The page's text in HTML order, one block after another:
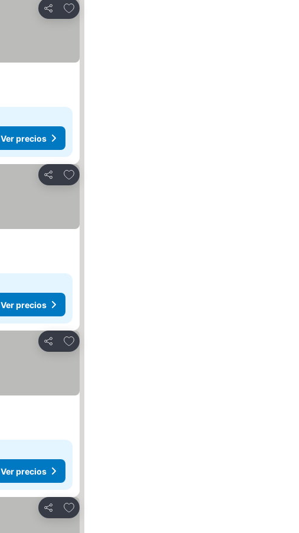
Compartir
Agregar a favoritos
Ver precios
Compartir
Agregar a favoritos
Ver precios
Compartir
Agregar a favoritos
Ver precios
Compartir
Agregar a favoritos